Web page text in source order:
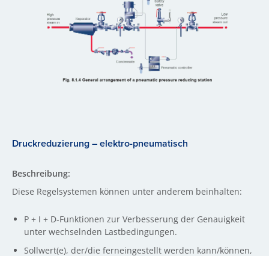
Druckreduzierung – elektro-pneumatisch
Beschreibung:
Diese Regelsystemen können unter anderem beinhalten:
P + I + D-Funktionen zur Verbesserung der Genauigkeit
unter wechselnden Lastbedingungen.
Sollwert(e), der/die ferneingestellt werden kann/können,